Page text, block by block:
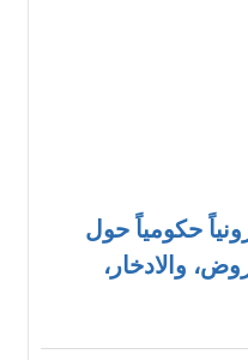
حكومياً حول
والادخار،